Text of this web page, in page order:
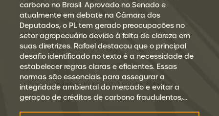
carbono no Brasil. Aprovado no Senado e
atualmente em debate na Câmara dos
Deputados, o PL tem gerado preocupações no
setor agropecuário devido à falta de clareza em
suas diretrizes. Rafael destacou que o principal
desafio identificado no texto é a necessidade de
estabelecer regras claras e eficientes. Essas
normas são essenciais para assegurar a
integridade ambiental do mercado e evitar a
geração de créditos de carbono fraudulentos,…